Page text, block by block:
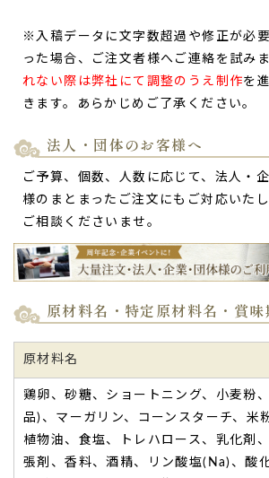
また別のも購入したいと思いました^_^
メッセージもとても可愛くて好評でした！
ご購入頂いた商品：
オリジナルメッセー
物イラスト/2個入り)
重量感のあるバームクーヘンに居
圧倒されていたそうです。
とても喜んでもらえました。
重量感のあるバームクーヘンに居合わせ
実際の写真も転送されてきましたが、
くなるようなお菓子でした。
メッセージを入れてもらえるサービス、こ
ご購入頂いた商品：
オリジナル名入れ・
※入稿データに文字数超過や修正が必
った場合、ご注文者様へご連絡を試み
れない際は弊社にて調整のうえ制作を
きます。あらかじめご了承ください。
法人・団体のお客様へ
ご予算、個数、人数に応じて、法人・
様のまとまったご注文にもご対応いた
ご相談くださいませ。
原材料名・特定原材料名・賞
原材料名
鶏卵、砂糖、ショートニング、小麦粉
品)、マーガリン、コーンスターチ、米
植物油、食塩、トレハロース、乳化剤
張剤、香料、酒精、リン酸塩(Na)、酸